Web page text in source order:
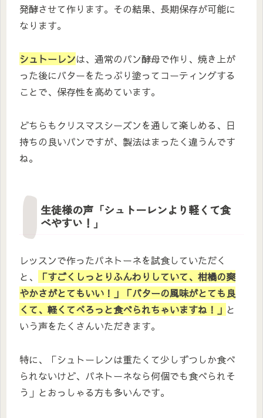
発酵させて作ります。その結果、長期保存が可能に
なります。
シュトーレンは、通常のパン酵母で作り、焼き上が
った後にバターをたっぷり塗ってコーティングする
ことで、保存性を高めています。
どちらもクリスマスシーズンを通して楽しめる、日
持ちの良いパンですが、製法はまったく違うんです
ね。
生徒様の声「シュトーレンより軽くて食
べやすい！」
レッスンで作ったパネトーネを試食していただく
と、
「すごくしっとりふんわりしていて、柑橘の爽
やかさがとてもいい！」「バターの風味がとても良
くて、軽くてぺろっと食べられちゃいますね！」 と
いう声をたくさんいただきます。
特に、「シュトーレンは重たくて少しずつしか食べ
られないけど、パネトーネなら何個でも食べられそ
う」とおっしゃる方も多いんです。